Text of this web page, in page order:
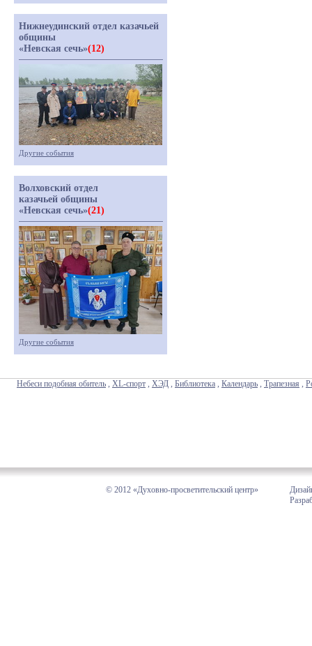
Нижнеудинский отдел казачьей
общины
«Невская сечь»(12)
Другие события
Волховский отдел
казачьей общины
«Невская сечь»(21)
Другие события
Небеси подобная обитель , XL-спорт , ХЭД , Библиотека , Календарь , Трапезная ,
© 2012 «Духовно-просветительский центр»